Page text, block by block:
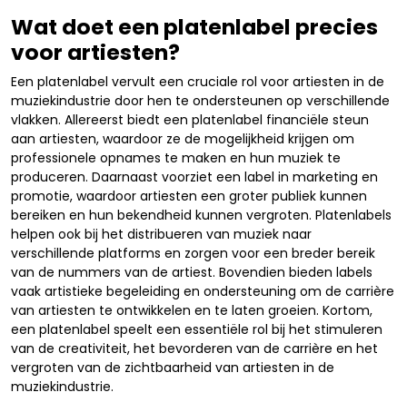
Wat doet een platenlabel precies
voor artiesten?
Een platenlabel vervult een cruciale rol voor artiesten in de
muziekindustrie door hen te ondersteunen op verschillende
vlakken. Allereerst biedt een platenlabel financiële steun
aan artiesten, waardoor ze de mogelijkheid krijgen om
professionele opnames te maken en hun muziek te
produceren. Daarnaast voorziet een label in marketing en
promotie, waardoor artiesten een groter publiek kunnen
bereiken en hun bekendheid kunnen vergroten. Platenlabels
helpen ook bij het distribueren van muziek naar
verschillende platforms en zorgen voor een breder bereik
van de nummers van de artiest. Bovendien bieden labels
vaak artistieke begeleiding en ondersteuning om de carrière
van artiesten te ontwikkelen en te laten groeien. Kortom,
een platenlabel speelt een essentiële rol bij het stimuleren
van de creativiteit, het bevorderen van de carrière en het
vergroten van de zichtbaarheid van artiesten in de
muziekindustrie.